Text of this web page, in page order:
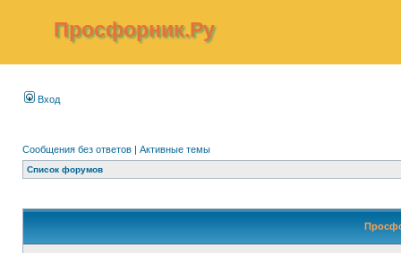
Просфорник.Ру
Вход
Сообщения без ответов | Активные темы
Список форумов